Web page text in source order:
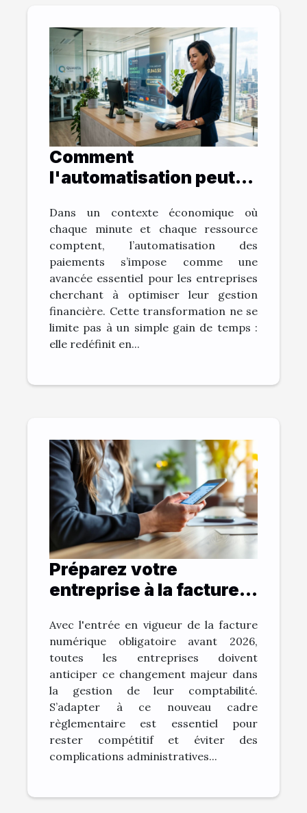
Comment
l'automatisation peut
des paiements en
entreprise ?
Dans un contexte économique où
chaque minute et chaque ressource
comptent, l’automatisation des
paiements s’impose comme une
avancée essentiel pour les entreprises
cherchant à optimiser leur gestion
financière. Cette transformation ne se
limite pas à un simple gain de temps :
elle redéfinit en...
Préparez votre
entreprise à la facture
Avec l'entrée en vigueur de la facture
numérique obligatoire avant 2026,
toutes les entreprises doivent
anticiper ce changement majeur dans
la gestion de leur comptabilité.
S’adapter à ce nouveau cadre
règlementaire est essentiel pour
rester compétitif et éviter des
complications administratives...